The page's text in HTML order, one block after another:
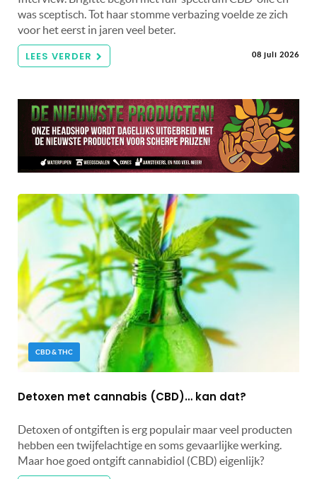
was sceptisch. Tot haar stomme verbazing voelde ze zich
voor het eerst in jaren veel beter.
LEES VERDER 08 juli 2026
CBD & THC
Detoxen met cannabis (CBD)… kan dat?
Detoxen of ontgiften is erg populair maar veel producten
hebben een twijfelachtige en soms gevaarlijke werking.
Maar hoe goed ontgift cannabidiol (CBD) eigenlijk?